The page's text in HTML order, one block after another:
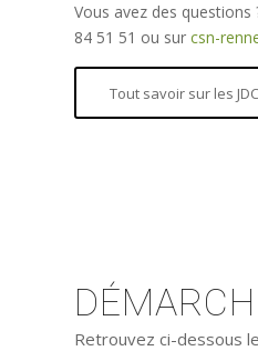
Vous avez des questions
84 51 51 ou sur csn-
Tout savoir sur les
Retrouvez ci-dessous